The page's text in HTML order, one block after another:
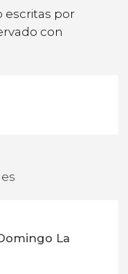
escritas por
con
La